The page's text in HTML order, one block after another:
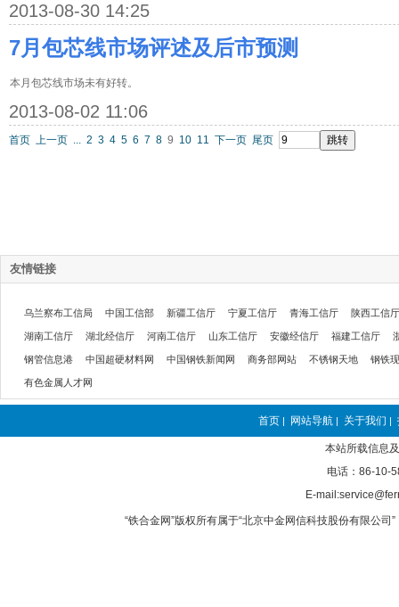
2013-08-30 14:25
7月包芯线市场评述及后市预测
本月包芯线市场未有好转。
2013-08-02 11:06
首页 上一页 ... 2 3 4 5 6 7 8 9 10 11 下一页 尾页
友情链接
乌兰察布工信局 中国工信部 新疆工信厅 宁夏工信厅 青海工信厅 陕西工信厅
湖南工信厅 湖北经信厅 河南工信厅 山东工信厅 安徽经信厅 福建工信厅
钢管信息港 中国超硬材料网 中国钢铁新闻网 商务部网站 不锈钢天地 钢铁
有色金属人才网
首页 | 网站导航 | 关于我们 |
本站所载信息
电话：86-10-
E-
“铁合金网”版权所有属于“北京中金网信科技股份有限公司